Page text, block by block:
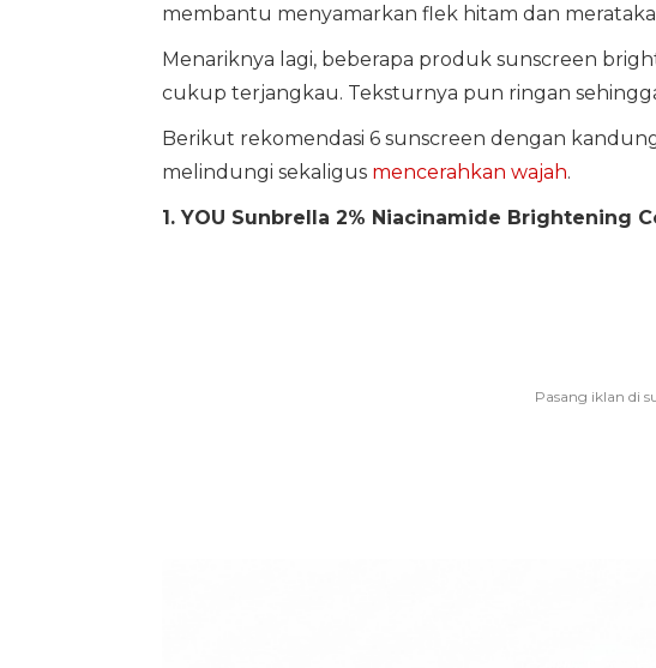
membantu menyamarkan flek hitam dan
Menariknya lagi, beberapa produk sunscreen
cukup terjangkau. Teksturnya pun ringan
Berikut rekomendasi 6 sunscreen dengan
melindungi sekaligus mencerahkan wajah.
1. YOU Sunbrella 2% Niacinamide Brightening